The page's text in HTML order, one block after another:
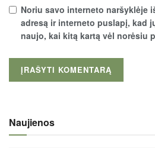
Noriu savo interneto naršyklėje
adresą ir interneto puslapį, kad
naujo, kai kitą kartą vėl norėsiu
Naujienos